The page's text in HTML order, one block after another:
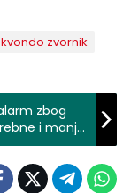
zvornik
zbog
i manje